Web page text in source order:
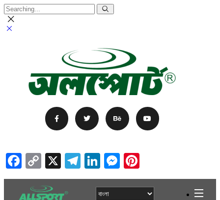
Facebook
Copy
Link
X Telegram
LinkedIn
Messenger